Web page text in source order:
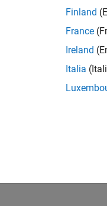
Finland
France
Ireland
Italia